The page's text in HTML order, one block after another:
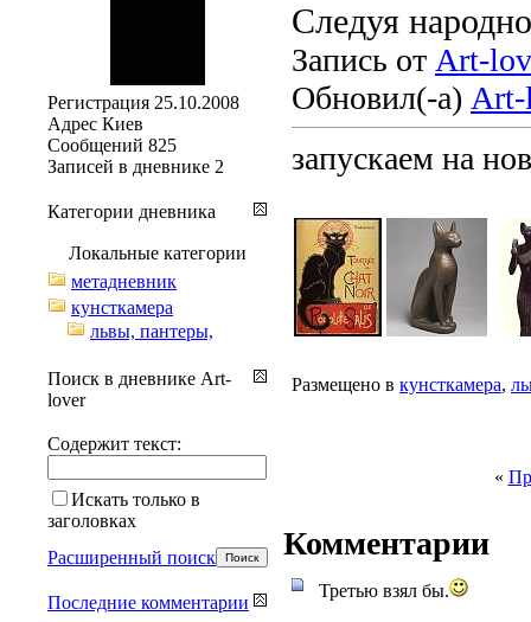
Cледуя
Запись от Art-
Обновил(-а)
запускаем на
Размещено в кунсткамера,
«
Комментарии
Третью взял бы.
Регистрация 25.10.2008
Адрес Киев
Сообщений 825
Записей в дневнике 2
Категории дневника
Локальные категории
метадневник
кунсткамера
львы, пантеры,
Поиск в дневнике Art-
lover
Содержит текст:
Искать только в
заголовках
Расширенный поиск
Последние комментарии